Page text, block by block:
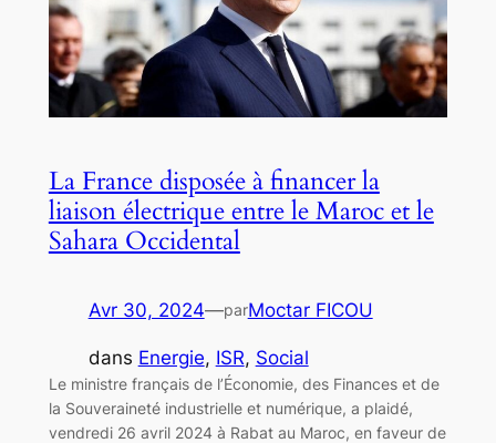
La France disposée à financer la
liaison électrique entre le Maroc et le
Sahara Occidental
Avr 30, 2024—parMoctar FICOU
dans Energie, ISR, Social
Le ministre français de l’Économie, des Finances et de
la Souveraineté industrielle et numérique, a plaidé,
vendredi 26 avril 2024 à Rabat au Maroc, en faveur de